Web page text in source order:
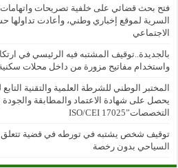
فتح بحث قضائي على خلفية تصريحات واتهامات
السرية لموقع إخباري وطني، وأعادت
الاجتماعي
بالجديدة..توقيف المشتبه فيه الرئيسي في
واستخدام مفاتيح مزورة من داخل محلات
المختبر الوطني للشرطة العلمية والتقنية
يحصل على شهادة الاعتماد والمطابقة والجودة
التخصصات”ISO/CEI 17025
توقيف شخص يشتبه في تورطه في قضية تتعلق
السياحي بدون رخصة